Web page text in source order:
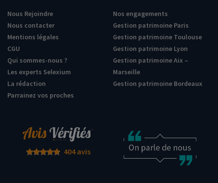
Nous Rejoindre
Nous contacter
Mentions légales
CGU
Qui sommes-nous ?
Les experts Selexium
La rédaction
Parrainez vos proches
Nos engagements
Gestion patrimoine Paris
Gestion patrimoine Toulouse
Gestion patrimoine Lyon
Gestion patrimoine Aix –
Marseille
Gestion patrimoine Bordeaux
404 avis